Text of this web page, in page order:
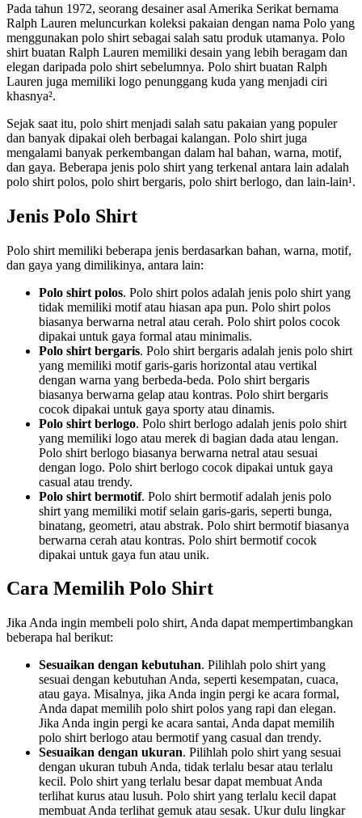
Pada tahun 1972, seorang desainer asal Amerika Serikat bernama
Ralph Lauren meluncurkan koleksi pakaian dengan nama Polo yang
menggunakan polo shirt sebagai salah satu produk utamanya. Polo
shirt buatan Ralph Lauren memiliki desain yang lebih beragam dan
elegan daripada polo shirt sebelumnya. Polo shirt buatan Ralph
Lauren juga memiliki logo penunggang kuda yang menjadi ciri
khasnya².
Sejak saat itu, polo shirt menjadi salah satu pakaian yang populer
dan banyak dipakai oleh berbagai kalangan. Polo shirt juga
mengalami banyak perkembangan dalam hal bahan, warna, motif,
dan gaya. Beberapa jenis polo shirt yang terkenal antara lain adalah
polo shirt polos, polo shirt bergaris, polo shirt berlogo, dan lain-lain¹.
Jenis Polo Shirt
Polo shirt memiliki beberapa jenis berdasarkan bahan, warna, motif,
dan gaya yang dimilikinya, antara lain:
Polo shirt polos. Polo shirt polos adalah jenis polo shirt yang
tidak memiliki motif atau hiasan apa pun. Polo shirt polos
biasanya berwarna netral atau cerah. Polo shirt polos cocok
dipakai untuk gaya formal atau minimalis.
Polo shirt bergaris. Polo shirt bergaris adalah jenis polo shirt
yang memiliki motif garis-garis horizontal atau vertikal
dengan warna yang berbeda-beda. Polo shirt bergaris
biasanya berwarna gelap atau kontras. Polo shirt bergaris
cocok dipakai untuk gaya sporty atau dinamis.
Polo shirt berlogo. Polo shirt berlogo adalah jenis polo shirt
yang memiliki logo atau merek di bagian dada atau lengan.
Polo shirt berlogo biasanya berwarna netral atau sesuai
dengan logo. Polo shirt berlogo cocok dipakai untuk gaya
casual atau trendy.
Polo shirt bermotif. Polo shirt bermotif adalah jenis polo
shirt yang memiliki motif selain garis-garis, seperti bunga,
binatang, geometri, atau abstrak. Polo shirt bermotif biasanya
berwarna cerah atau kontras. Polo shirt bermotif cocok
dipakai untuk gaya fun atau unik.
Cara Memilih Polo Shirt
Jika Anda ingin membeli polo shirt, Anda dapat mempertimbangkan
beberapa hal berikut:
Sesuaikan dengan kebutuhan. Pilihlah polo shirt yang
sesuai dengan kebutuhan Anda, seperti kesempatan, cuaca,
atau gaya. Misalnya, jika Anda ingin pergi ke acara formal,
Anda dapat memilih polo shirt polos yang rapi dan elegan.
Jika Anda ingin pergi ke acara santai, Anda dapat memilih
polo shirt berlogo atau bermotif yang casual dan trendy.
Sesuaikan dengan ukuran. Pilihlah polo shirt yang sesuai
dengan ukuran tubuh Anda, tidak terlalu besar atau terlalu
kecil. Polo shirt yang terlalu besar dapat membuat Anda
terlihat kurus atau lusuh. Polo shirt yang terlalu kecil dapat
membuat Anda terlihat gemuk atau sesak. Ukur dulu lingkar